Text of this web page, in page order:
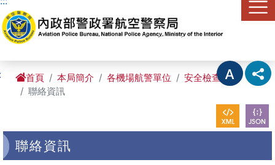
進入內容區塊
首頁 本局簡介 各機場航警單位
安全檢查大隊
聯絡資訊
聯絡資訊